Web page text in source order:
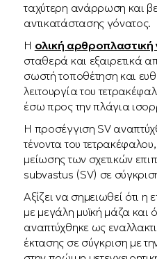
ταχύτερη ανάρρωση και
αντικατάστασης γόνατος.
Η ολική αρθροπλαστική
σταθερά και εξαιρετικά
σωστή τοποθέτηση και
λειτουργία του
έσω προς την πλάγια
Η προσέγγιση SV
τένοντα του
μείωσης των σχετικών
subvastus (SV) σε
Αξίζει να σημειωθεί ότι
με μεγάλη μυϊκή μάζα
αναπτύχθηκε ως
έκτασης σε σύγκριση με